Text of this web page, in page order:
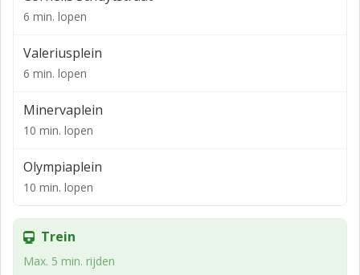
6 min. lopen
Valeriusplein
6 min. lopen
Minervaplein
10 min. lopen
Olympiaplein
10 min. lopen
Trein
Max. 5 min. rijden